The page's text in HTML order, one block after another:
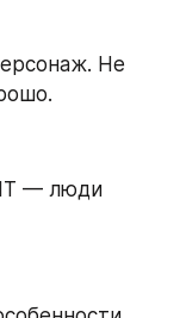
Не
— люди